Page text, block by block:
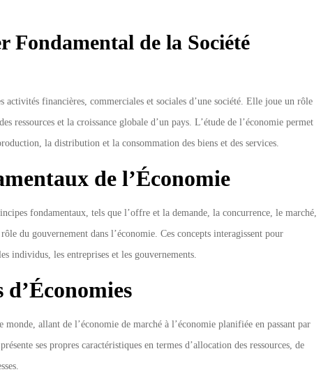
en
Fondamental de la Société
activités financières, commerciales et sociales d’une société. Elle joue un rôle
ressources et la croissance globale d’un pays. L’étude de l’économie permet
la distribution et la consommation des biens et des services.
de l’Économie
fondamentaux, tels que l’offre et la demande, la concurrence, le marché,
du gouvernement dans l’économie. Ces concepts interagissent pour
individus, les entreprises et les gouvernements.
allant de l’économie de marché à l’économie planifiée en passant par
ses propres caractéristiques en termes d’allocation des ressources, de